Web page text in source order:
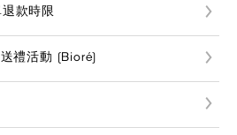
款時限
禮活動 (Bioré)